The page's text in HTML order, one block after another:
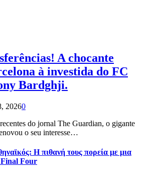
A chocante
à investida do FC
Bardghji.
20260
do jornal The Guardian, o gigante
o seu interesse…
Η πιθανή τους πορεία με μια
Final Four